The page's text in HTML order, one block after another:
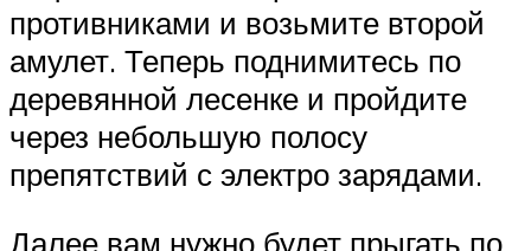
противниками и возьмите второй
амулет. Теперь поднимитесь по
деревянной лесенке и пройдите
через небольшую полосу
препятствий с электро зарядами.
Далее вам нужно будет прыгать по